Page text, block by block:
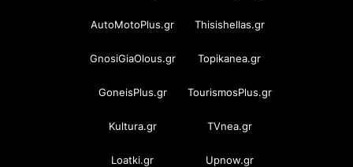
AutoMotoPlus.gr Thisishellas.gr
GnosiGiaOlous.gr Topikanea.gr
GoneisPlus.gr TourismosPlus.gr
Kultura.gr TVnea.gr
Loatki.gr Upnow.gr